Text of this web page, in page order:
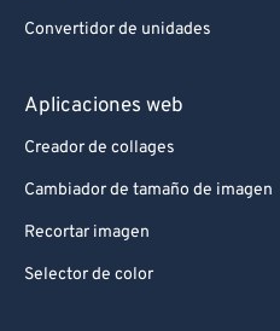
Convertidor de unidades
Aplicaciones web
Creador de collages
Cambiador de tamaño de imagen
Recortar imagen
Selector de color